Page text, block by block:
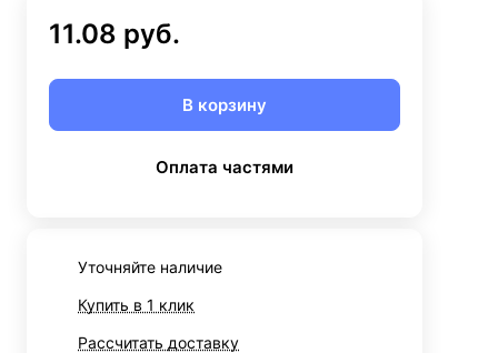
11.08 руб.
В корзину
Оплата частями
Уточняйте наличие
Купить в 1 клик
Рассчитать доставку